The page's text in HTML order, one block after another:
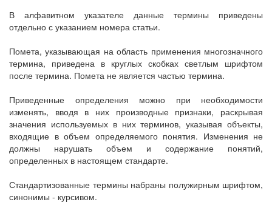
В алфавитном указателе данные термины приведены
отдельно с указанием номера статьи.
Помета, указывающая на область применения многозначного
термина, приведена в круглых скобках светлым шрифтом
после термина. Помета не является частью термина.
Приведенные определения можно при необходимости
изменять, вводя в них производные признаки, раскрывая
значения используемых в них терминов, указывая объекты,
входящие в объем определяемого понятия. Изменения не
должны нарушать объем и содержание понятий,
определенных в настоящем стандарте.
Стандартизованные термины набраны полужирным шрифтом,
синонимы - курсивом.